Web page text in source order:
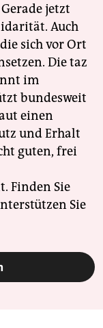
jetzt
Auch
sich vor Ort
Die taz
im
bundesweit
einen
und Erhalt
guten, frei
Finden Sie
Sie